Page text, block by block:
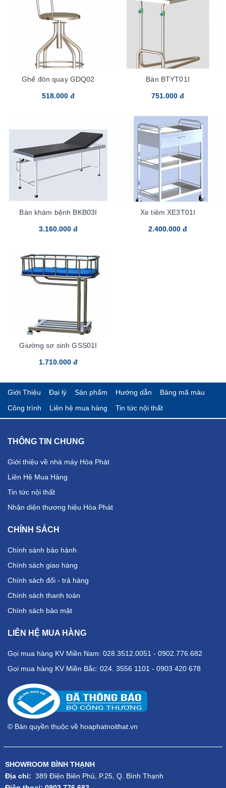
Ghế đôn quay GDQ02
518.000 đ
Bàn BTYT01I
751.000 đ
Bàn khám bệnh BKB03I
3.160.000 đ
Xe tiêm XE3T01I
2.400.000 đ
Giường sơ sinh GSS01I
1.710.000 đ
Giới Thiệu Đại lý Sản phẩm Hướng dẫn
Bảng mã màu
Công trình
Liên hệ mua hàng Tin tức nội thất
THÔNG TIN CHUNG
Giới thiệu về nhà máy Hòa Phát
Liên Hệ Mua Hàng
Tin tức nội thất
Nhận diện thương hiệu Hòa Phát
CHÍNH SÁCH
Chính sánh bảo hành
Chính sách giao hàng
Chính sách đổi - trả hàng
Chính sách thanh toán
Chính sách bảo mật
LIÊN HỆ MUA HÀNG
Gọi mua hàng KV Miền Nam: 028.3512.0051 - 0902.776.682
Gọi mua hàng KV Miền Bắc: 024. 3556 1101 - 0903 420 678
© Bản quyền thuộc về hoaphatnoithat.vn
SHOWROOM BÌNH THẠNH
Địa chỉ: 389 Điện Biên Phủ, P.25, Q. Bình Thạnh